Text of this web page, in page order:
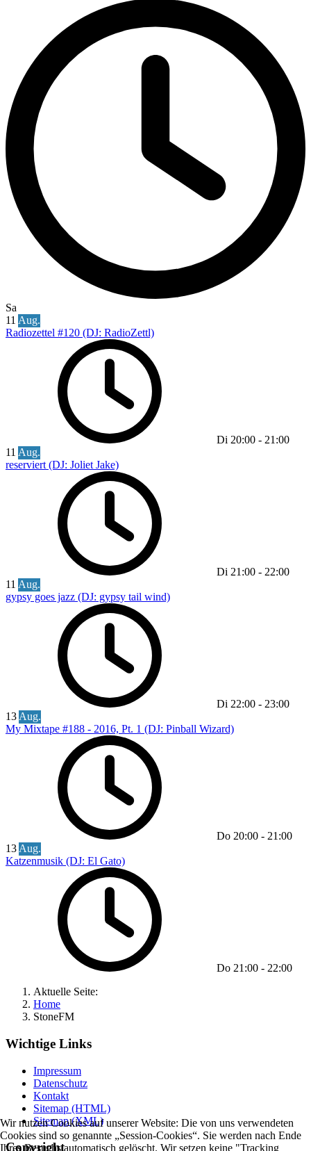
Sa
11 Aug.
Radiozettel #120 (DJ: RadioZettl)
Di 20:00 - 21:00
11 Aug.
reserviert (DJ: Joliet Jake)
Di 21:00 - 22:00
11 Aug.
gypsy goes jazz (DJ: gypsy tail wind)
Di 22:00 - 23:00
13 Aug.
My Mixtape #188 - 2016, Pt. 1 (DJ: Pinball Wizard)
Do 20:00 - 21:00
13 Aug.
Katzenmusik (DJ: El Gato)
Do 21:00 - 22:00
Aktuelle Seite:
Home
StoneFM
Wichtige Links
Impressum
Datenschutz
Kontakt
Sitemap (HTML)
Sitemap (XML)
Copyright
Wir nutzen Cookies auf unserer Website: Die von uns verwendeten
Cookies sind so genannte „Session-Cookies“. Sie werden nach Ende
Ihres Besuchs automatisch gelöscht. Wir setzen keine "Tracking